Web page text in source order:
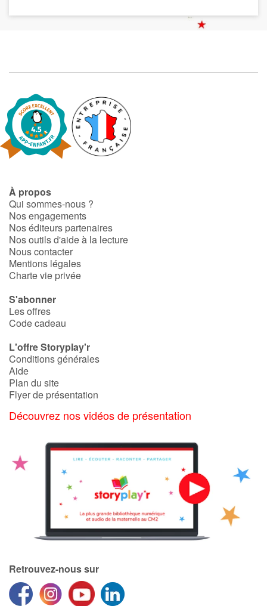
À propos
Qui sommes-nous ?
Nos engagements
Nos éditeurs partenaires
Nos outils d'aide à la lecture
Nous contacter
Mentions légales
Charte vie privée
S'abonner
Les offres
Code cadeau
L'offre Storyplay'r
Conditions générales
Aide
Plan du site
Flyer de présentation
Découvrez nos vidéos de présentation
Retrouvez-nous sur